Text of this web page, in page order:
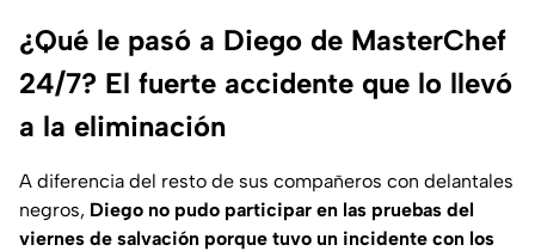
¿Qué le pasó a Diego de MasterChef
24/7? El fuerte accidente que lo llevó
a la eliminación
A diferencia del resto de sus compañeros con delantales
negros, Diego no pudo participar en las pruebas del
viernes de salvación porque tuvo un incidente con los